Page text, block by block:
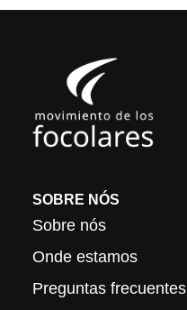
SOBRE NÓS
Sobre nós
Onde estamos
Preguntas frecuentes